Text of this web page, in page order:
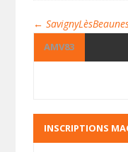
←
AMV83
INSCRIPTIONS